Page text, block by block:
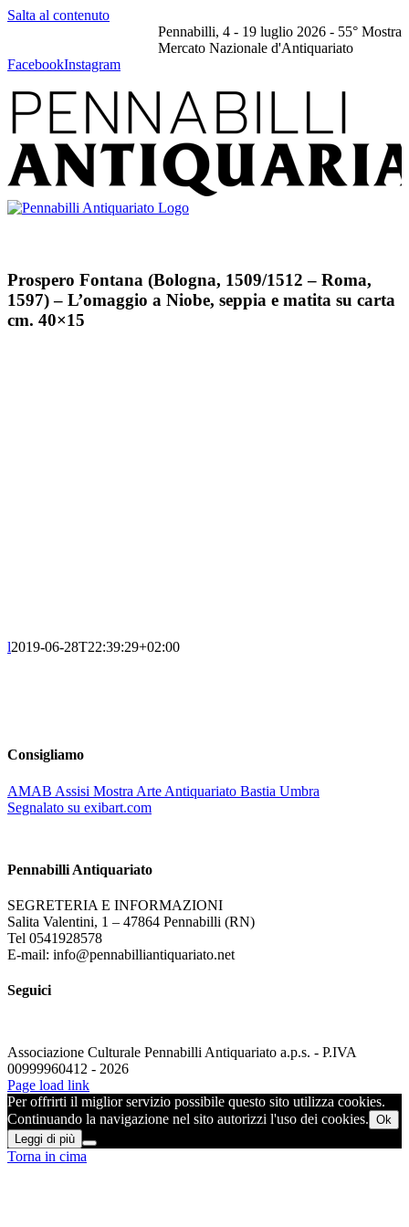
Salta al contenuto
Pennabilli, 4 - 19 luglio 2026 - 55° Mostra
Mercato Nazionale d'Antiquariato
FacebookInstagram
Prospero Fontana (Bologna, 1509/1512 – Roma,
1597) – L’omaggio a Niobe, seppia e matita su carta
cm. 40×15
l2019-06-28T22:39:29+02:00
Consigliamo
AMAB Assisi Mostra Arte Antiquariato Bastia Umbra
Segnalato su exibart.com
Pennabilli Antiquariato
SEGRETERIA E INFORMAZIONI
Salita Valentini, 1 – 47864 Pennabilli (RN)
Tel 0541928578
E-mail: info@pennabilliantiquariato.net
Seguici
Associazione Culturale Pennabilli Antiquariato a.p.s. - P.IVA
00999960412 - 2026
Page load link
Per offrirti il miglior servizio possibile questo sito utilizza cookies.
Continuando la navigazione nel sito autorizzi l'uso dei cookies. Ok
Leggi di più
Torna in cima